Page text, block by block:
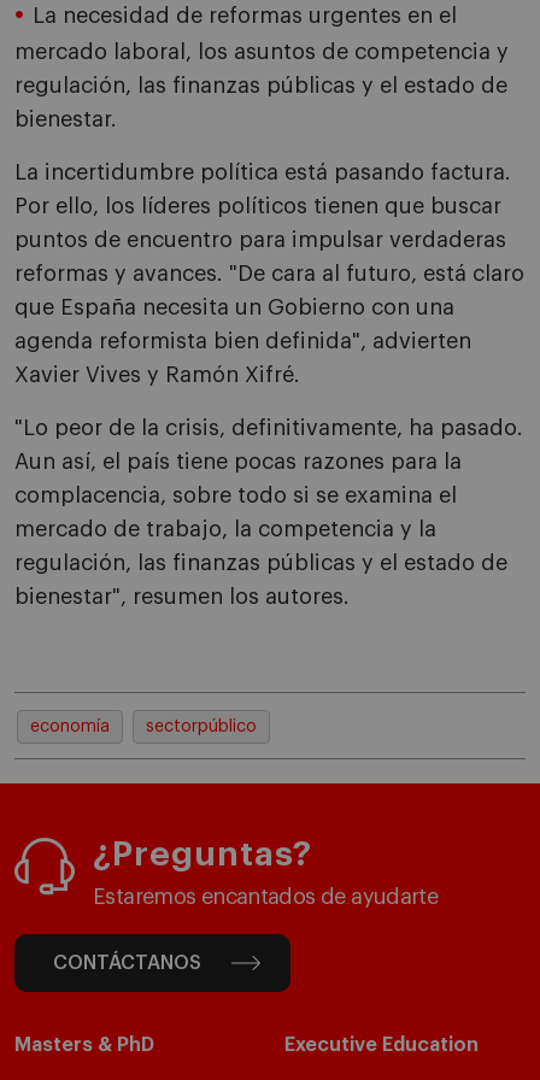
La necesidad de reformas urgentes en el
mercado laboral, los asuntos de competencia y
regulación, las finanzas públicas y el estado de
bienestar.
La incertidumbre política está pasando factura.
Por ello, los líderes políticos tienen que buscar
puntos de encuentro para impulsar verdaderas
reformas y avances. "De cara al futuro, está claro
que España necesita un Gobierno con una
agenda reformista bien definida", advierten
Xavier Vives y Ramón Xifré.
"Lo peor de la crisis, definitivamente, ha pasado.
Aun así, el país tiene pocas razones para la
complacencia, sobre todo si se examina el
mercado de trabajo, la competencia y la
regulación, las finanzas públicas y el estado de
bienestar", resumen los autores.
economía sectorpúblico
¿Preguntas?
Estaremos encantados de ayudarte
CONTÁCTANOS
Masters & PhD Executive Education